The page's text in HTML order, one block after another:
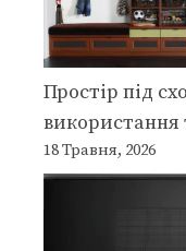
Простір під
використання
18 Травня, 2026